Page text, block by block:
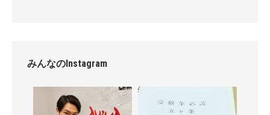
みんなのInstagram